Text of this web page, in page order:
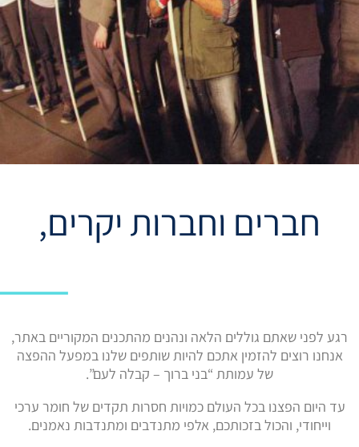
חברים וחברות יקרים,
רגע לפני שאתם גוללים הלאה ונהנים מהתכנים המקוריים באתר,
אנחנו רוצים להזמין אתכם להיות שותפים שלנו במפעל ההפצה
של עמותת “בני ברוך – קבלה לעם”.
עד היום הפצנו בכל העולם כמויות חסרות תקדים של חומר ערכי
וייחודי, והכול בזכותכם, אלפי מתנדבים ומתנדבות נאמנים.